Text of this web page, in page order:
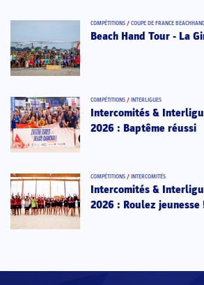
COMPÉTITIONS / COUPE DE FRANCE
Beach Hand Tour - La
COMPÉTITIONS / INTERLIGUES
Intercomités &
2026 : Baptême réussi
COMPÉTITIONS / INTERCOMITÉS
Intercomités &
2026 : Roulez jeunesse